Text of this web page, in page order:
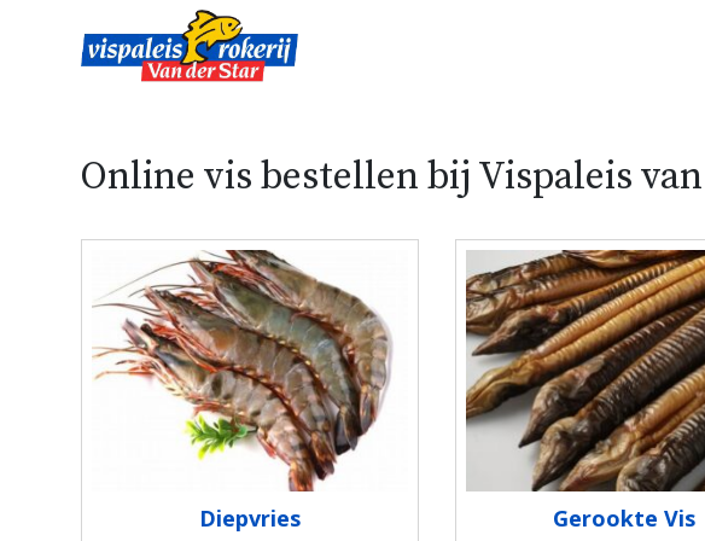
Online vis bestellen bij Vispaleis
Diepvries Gerookte Vis